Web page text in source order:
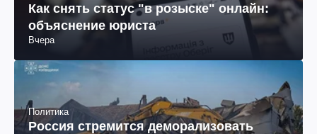
Как снять статус "в розыске" онлайн:
объяснение юриста
Вчера
Политика
Россия стремится деморализовать